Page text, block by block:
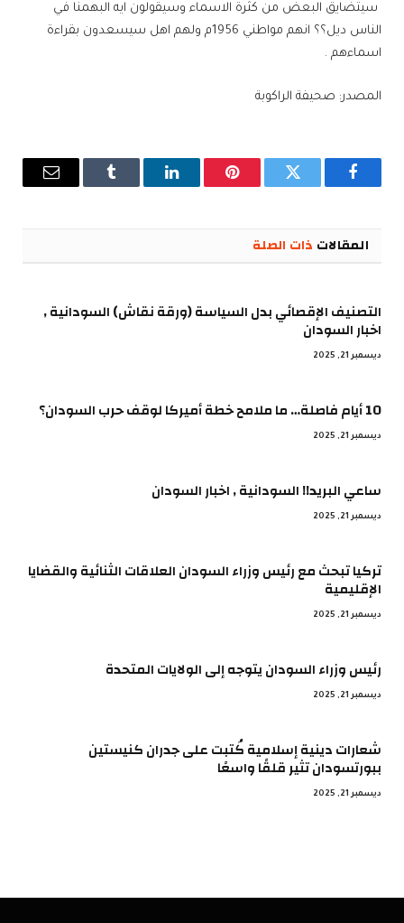
سيتضايق البعض من كثرة الاسماء وسيقولون ايه البهمنا في
الناس ديل؟؟ انهم مواطني 1956م ولهم اهل سيسعدون بقراءة
اسماءهم .
المصدر: صحيفة الراكوبة
فيسبوك تويتر بينتيريستلينكدإن Tumblr
البريد
المقالات ذات الصلة
التصنيف الإقصائي بدل السياسة (ورقة نقاش) السودانية ,
اخبار السودان
ديسمبر 21, 2025
10 أيام فاصلة… ما ملامح خطة أميركا لوقف حرب السودان؟
ديسمبر 21, 2025
ساعي البريد!! السودانية , اخبار السودان
ديسمبر 21, 2025
تركيا تبحث مع رئيس وزراء السودان العلاقات الثنائية والقضايا
الإقليمية
ديسمبر 21, 2025
رئيس وزراء السودان يتوجه إلى الولايات المتحدة
ديسمبر 21, 2025
شعارات دينية إسلامية كُتبت على جدران كنيستين
ببورتسودان تثير قلقًا واسعًا
ديسمبر 21, 2025